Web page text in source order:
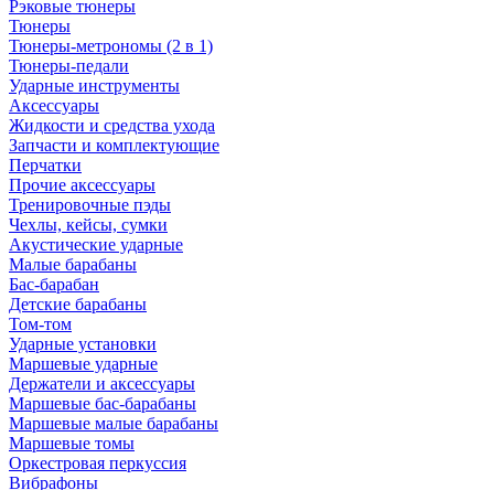
Рэковые тюнеры
Тюнеры
Тюнеры-метрономы (2 в 1)
Тюнеры-педали
Ударные инструменты
Аксессуары
Жидкости и средства ухода
Запчасти и комплектующие
Перчатки
Прочие аксессуары
Тренировочные пэды
Чехлы, кейсы, сумки
Акустические ударные
Mалые барабаны
Бас-барабан
Детские барабаны
Том-том
Ударные установки
Маршевые ударные
Держатели и аксессуары
Маршевые бас-барабаны
Маршевые малые барабаны
Маршевые томы
Оркестровая перкуссия
Вибрафоны